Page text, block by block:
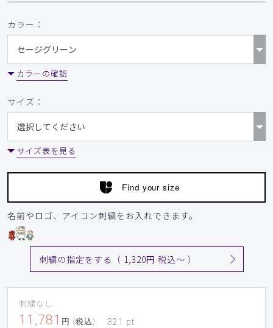
ご購入者様
年齢:30代 身長:171-175cm 体重:71-75kg
程よいストレッチもあり、動きやすくとても良いです。
商品：324メンズ:スクラブトップス・TRO/フォグブル
役に立った 0
​8 ​9
カラー：
カラーの確認
サイズ：
サイズ表を見る
Find your size
名前やロゴ、アイコン刺繍をお入れできます。
刺繍の指定をする（ 1,320円 税込〜 ）
刺繍なし
11,781 円 (税込) 321 pt